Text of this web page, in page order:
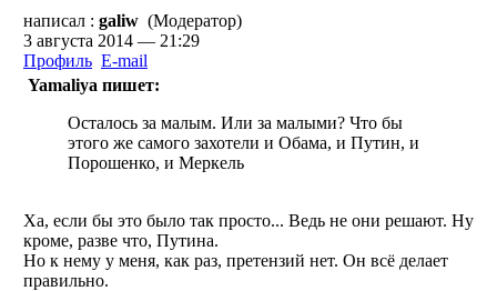
написал : galiw (Модератор)
3 августа 2014 — 21:29
Профиль E-mail
Yamaliya пишет:
Осталось за малым. Или за малыми? Что бы
этого же самого захотели и Обама, и Путин, и
Порошенко, и Меркель
Ха, если бы это было так просто... Ведь не они решают. Ну
кроме, разве что, Путина.
Но к нему у меня, как раз, претензий нет. Он всё делает
правильно.